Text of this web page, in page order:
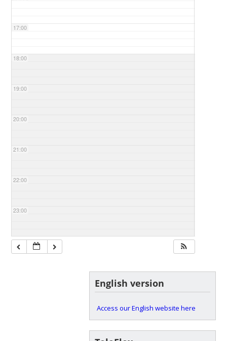
17:00
18:00
19:00
20:00
21:00
22:00
23:00
English version
Access our English website here